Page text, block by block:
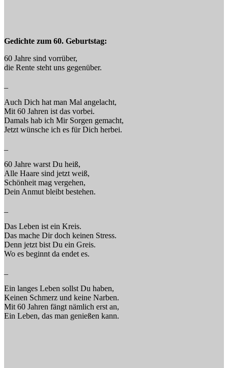
Gedichte zum 60. Geburtstag:
60 Jahre sind vorrüber,
die Rente steht uns gegenüber.
Auch Dich hat man Mal angelacht,
Mit 60 Jahren ist das vorbei.
Damals hab ich Mir Sorgen gemacht,
Jetzt wünsche ich es für Dich herbei.
60 Jahre warst Du heiß,
Alle Haare sind jetzt weiß,
Schönheit mag vergehen,
Dein Anmut bleibt bestehen.
Das Leben ist ein Kreis.
Das mache Dir doch keinen Stress.
Denn jetzt bist Du ein Greis.
Wo es beginnt da endet es.
Ein langes Leben sollst Du haben,
Keinen Schmerz und keine Narben.
Mit 60 Jahren fängt nämlich erst an,
Ein Leben, das man genießen kann.